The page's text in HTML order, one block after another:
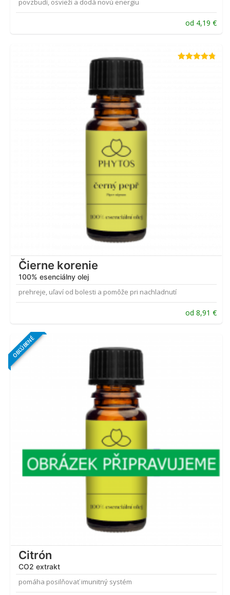
povzbudí, osvieži a dodá novú energiu
od 4,19 €
Čierne korenie
100% esenciálny olej
prehreje, uľaví od bolesti a pomôže pri nachladnutí
od 8,91 €
OBĽÚBENÉ
Citrón
CO2 extrakt
pomáha posilňovať imunitný systém